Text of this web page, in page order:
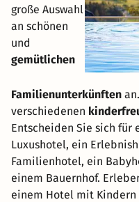
große Auswahl
an schönen
und
gemütlichen
Familienunterkünften
verschiedenen
Entscheiden Sie sich für
Luxushotel, ein
Familienhotel, ein
einem Bauernhof.
einem Hotel mit